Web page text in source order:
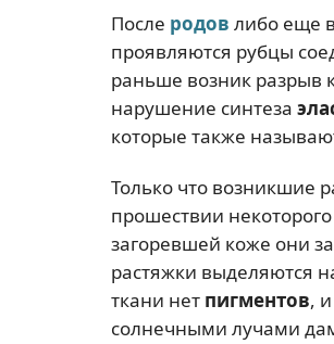
После родов либо еще
проявляются рубцы
раньше возник разрыв
нарушение синтеза
которые также
Только что возникшие
прошествии
загоревшей коже они
растяжки выделяются
ткани нет пигментов,
солнечными лучами